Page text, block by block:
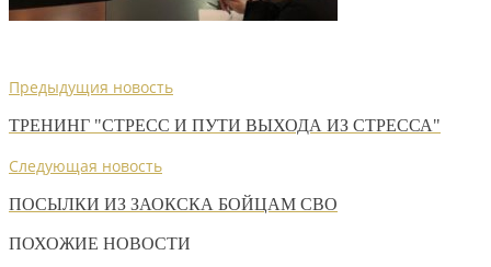
Предыдущия новость
ТРЕНИНГ "СТРЕСС И ПУТИ ВЫХОДА ИЗ СТРЕССА"
Следующая новость
ПОСЫЛКИ ИЗ ЗАОКСКА БОЙЦАМ СВО
ПОХОЖИЕ НОВОСТИ